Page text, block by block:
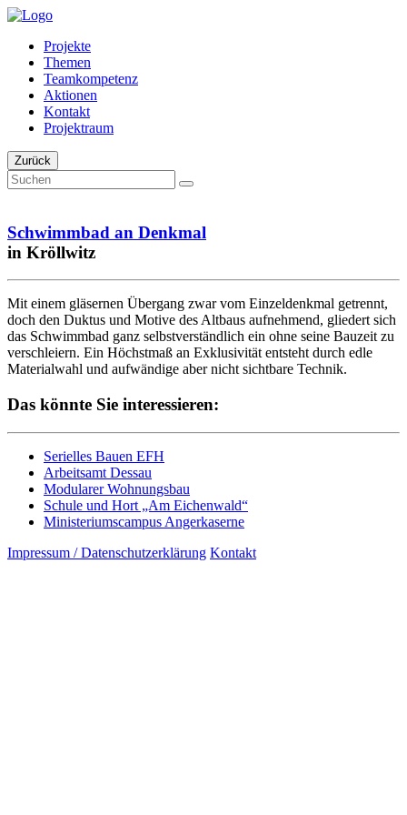
Projekte
Themen
Teamkompetenz
Aktionen
Kontakt
Projektraum
Zurück
Schwimmbad an Denkmal
in Kröllwitz
Mit einem gläsernen Übergang zwar vom Einzeldenkmal getrennt,
doch den Duktus und Motive des Altbaus aufnehmend, gliedert sich
das Schwimmbad ganz selbstverständlich ein ohne seine Bauzeit zu
verschleiern. Ein Höchstmaß an Exklusivität entsteht durch edle
Materialwahl und aufwändige aber nicht sichtbare Technik.
Das könnte Sie interessieren:
Serielles Bauen EFH
Arbeitsamt Dessau
Modularer Wohnungsbau
Schule und Hort „Am Eichenwald“
Ministeriumscampus Angerkaserne
Impressum / Datenschutzerklärung Kontakt